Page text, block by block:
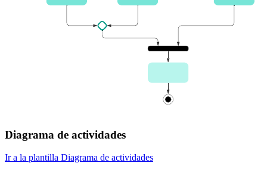
Diagrama de actividades
Ir a la plantilla Diagrama de actividades